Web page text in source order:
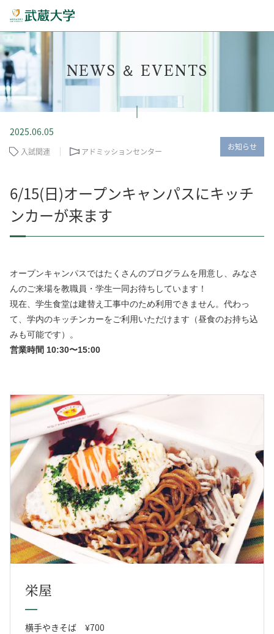
NEWS ＆ EVENTS
2025.06.05
入試関連 アドミッションセンター お知らせ
6/15(日)オープンキャンパスにキッチ
ンカーが来ます
オープンキャンパスではたくさんのプログラムを用意し、みなさ
んのご来場を教職員・学生一同お待ちしています！
現在、学生食堂は建替え工事中のため利用できません。代わっ
て、学内のキッチンカーをご利用いただけます（昼食のお持ち込
みも可能です）。
営業時間 10:30〜15:00
栄屋
横手やきそば ¥700